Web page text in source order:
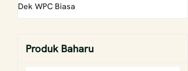
Dek WPC Biasa
Produk Baharu